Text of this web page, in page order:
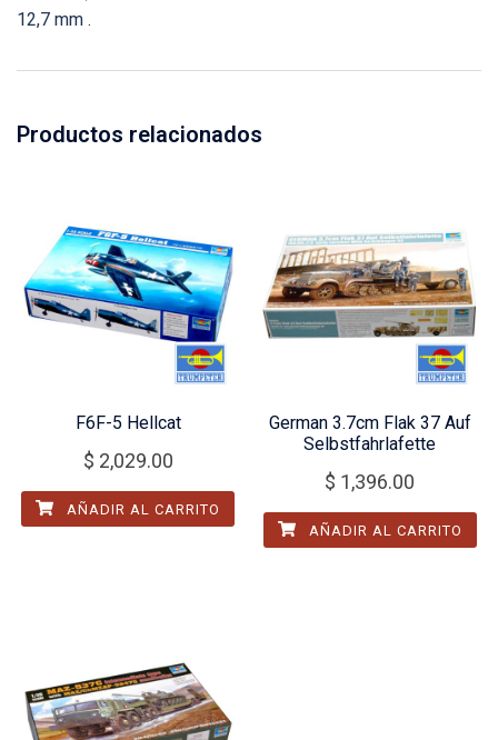
12,7 mm .
Productos relacionados
F6F-5 Hellcat
$ 2,029.00
AÑADIR AL CARRITO
German 3.7cm Flak 37 Auf
Selbstfahrlafette
$ 1,396.00
AÑADIR AL CARRITO